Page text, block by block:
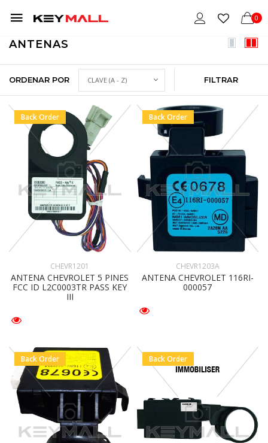
0
ANTENAS
ORDENAR POR FILTRAR
Back Order
CHEVR1201
ANTENA CHEVROLET 5 PINES
FCC ID L2C0003TR PASS KEY
III
Back Order
CHEVR1203A
ANTENA CHEVROLET 116RI-
000057
Back Order Back Order